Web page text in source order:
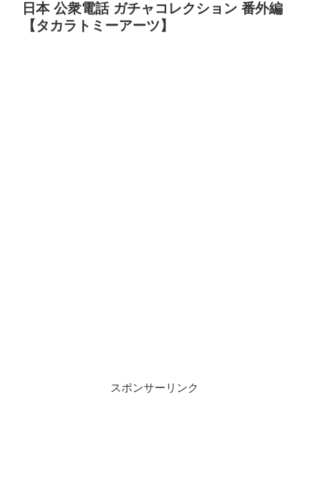
日本 公衆電話 ガチャコレクション 番外編
【タカラトミーアーツ】
スポンサーリンク